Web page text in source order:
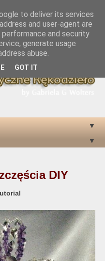
▼
▼
DIY
to deliver its services
and user-agent are
and security
generate usage
abuse.
GOT IT